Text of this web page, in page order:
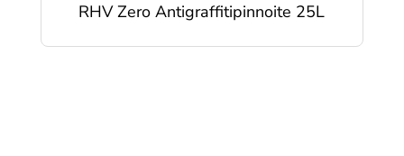
RHV Zero Antigraffitipinnoite 25L